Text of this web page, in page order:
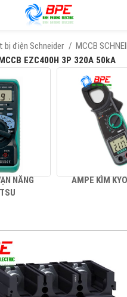
bị điện Schneider
MCCB
EZC400H 3P 320A 50kA
NĂNG
AMPE KÌM